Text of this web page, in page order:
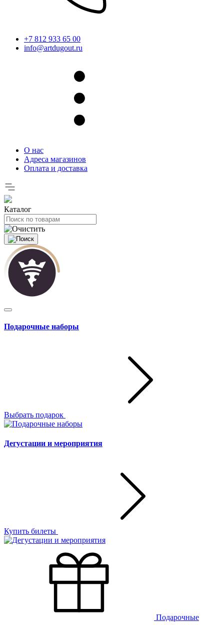
+7 812 933 65 00
info@artdugout.ru
О нас
Адреса магазинов
Оплата и доставка
Каталог
Подарочные наборы
Выбрать подарок
Дегустации и мероприятия
Купить билеты
Подарочные